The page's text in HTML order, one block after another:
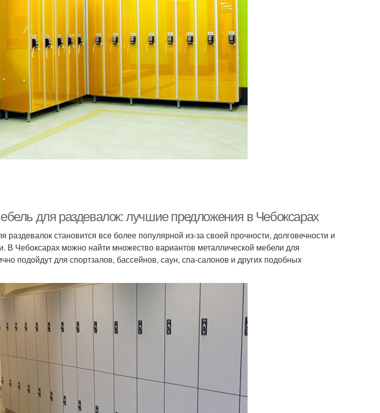
для раздевалок: лучшие предложения в Чебоксарах
раздевалок становится все более популярной из-за своей прочности, долговечности и
В Чебоксарах можно найти множество вариантов металлической мебели для
подойдут для спортзалов, бассейнов, саун, спа-салонов и других подобных